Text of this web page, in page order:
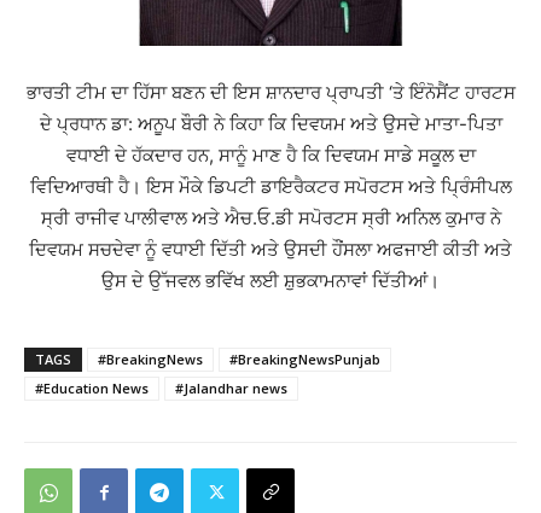
ਭਾਰਤੀ ਟੀਮ ਦਾ ਹਿੱਸਾ ਬਣਨ ਦੀ ਇਸ ਸ਼ਾਨਦਾਰ ਪ੍ਰਾਪਤੀ ‘ਤੇ ਇੰਨੋਸੈਂਟ ਹਾਰਟਸ
ਦੇ ਪ੍ਰਧਾਨ ਡਾ: ਅਨੂਪ ਬੌਰੀ ਨੇ ਕਿਹਾ ਕਿ ਦਿਵਯਮ ਅਤੇ ਉਸਦੇ ਮਾਤਾ-ਪਿਤਾ
ਵਧਾਈ ਦੇ ਹੱਕਦਾਰ ਹਨ, ਸਾਨੂੰ ਮਾਣ ਹੈ ਕਿ ਦਿਵਯਮ ਸਾਡੇ ਸਕੂਲ ਦਾ
ਵਿਦਿਆਰਥੀ ਹੈ। ਇਸ ਮੌਕੇ ਡਿਪਟੀ ਡਾਇਰੈਕਟਰ ਸਪੋਰਟਸ ਅਤੇ ਪ੍ਰਿੰਸੀਪਲ
ਸ੍ਰੀ ਰਾਜੀਵ ਪਾਲੀਵਾਲ ਅਤੇ ਐਚ.ਓ.ਡੀ ਸਪੋਰਟਸ ਸ੍ਰੀ ਅਨਿਲ ਕੁਮਾਰ ਨੇ
ਦਿਵਯਮ ਸਚਦੇਵਾ ਨੂੰ ਵਧਾਈ ਦਿੱਤੀ ਅਤੇ ਉਸਦੀ ਹੌਂਸਲਾ ਅਫਜਾਈ ਕੀਤੀ ਅਤੇ
ਉਸ ਦੇ ਉੱਜਵਲ ਭਵਿੱਖ ਲਈ ਸ਼ੁਭਕਾਮਨਾਵਾਂ ਦਿੱਤੀਆਂ।
TAGS #BreakingNews
#BreakingNewsPunjab
#Education News
#Jalandhar news